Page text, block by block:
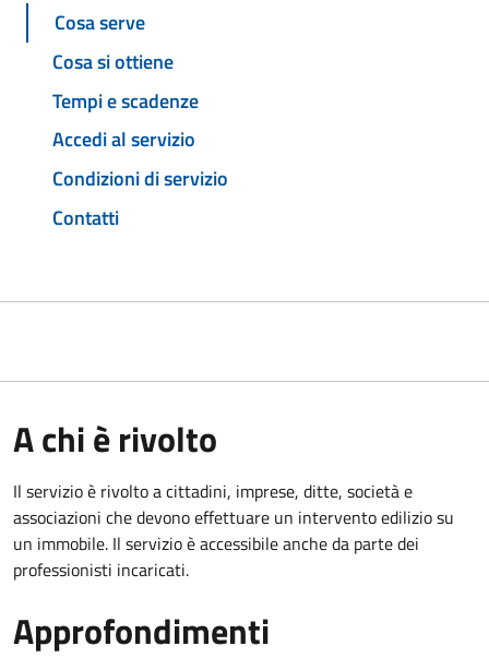
Cosa serve
Cosa si ottiene
Tempi e scadenze
Accedi al servizio
Condizioni di servizio
Contatti
A chi è rivolto
Il servizio è rivolto a cittadini, imprese, ditte, società e
associazioni che devono effettuare un intervento edilizio su
un immobile. Il servizio è accessibile anche da parte dei
professionisti incaricati.
Approfondimenti